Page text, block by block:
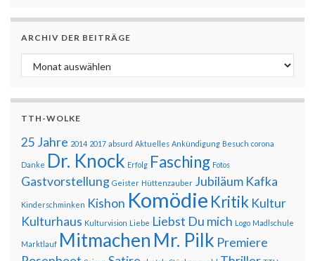
ARCHIV DER BEITRÄGE
Archiv der Beiträge
TTH-WOLKE
25 Jahre 2014 2017 absurd Aktuelles Ankündigung Besuch corona
Danke Dr. Knock Erfolg Fasching Fotos
Gastvorstellung Geister Hüttenzauber Jubiläum Kafka
Kinderschminken Kishon Komödie Kritik Kultur
Kulturhaus Kulturvision Liebe Liebst Du mich Logo Madlschule
Marktlauf Mitmachen Mr. Pilk Premiere